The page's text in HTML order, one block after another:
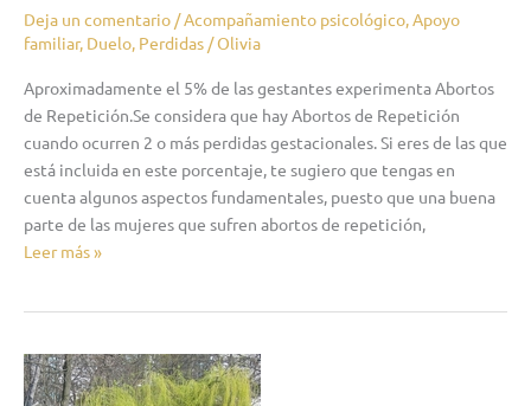
Deja un comentario /Acompañamiento psicológico,Apoyo
familiar, Duelo, Perdidas /Olivia
Aproximadamente el 5% de las gestantes experimenta Abortos
de Repetición.Se considera que hay Abortos de Repetición
cuando ocurren 2 o más perdidas gestacionales. Si eres de las que
está incluida en este porcentaje, te sugiero que tengas en
cuenta algunos aspectos fundamentales, puesto que una buena
parte de las mujeres que sufren abortos de repetición,
Leer más »
»
ese